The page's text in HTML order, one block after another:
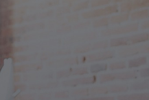
Inżynier
strzałowa